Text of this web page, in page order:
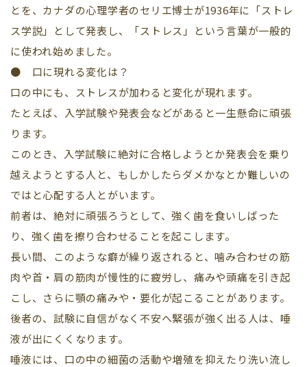
とを、カナダの心理学者のセリエ博士が1936年に「ストレ
ス学説」として発表し、「ストレス」という言葉が一般的
に使われ始めました。
● 口に現れる変化は？
口の中にも、ストレスが加わると変化が現れます。
たとえば、入学試験や発表会などがあると一生懸命に頑張
ります。
このとき、入学試験に絶対に合格しようとか発表会を乗り
越えようとする人と、もしかしたらダメかなとか難しいの
ではと心配する人とがいます。
前者は、絶対に頑張ろうとして、強く歯を食いしばった
り、強く歯を擦り合わせることを起こします。
長い間、このような癖が繰り返されると、噛み合わせの筋
肉や首・肩の筋肉が慢性的に疲労し、痛みや頭痛を引き起
こし、さらに顎の痛みや・要化が起こることがあります。
後者の、試験に自信がなく不安へ緊張が強く出る人は、唾
液が出にくくなります。
唾液には、口の中の細菌の活動や増殖を抑えたり洗い流し